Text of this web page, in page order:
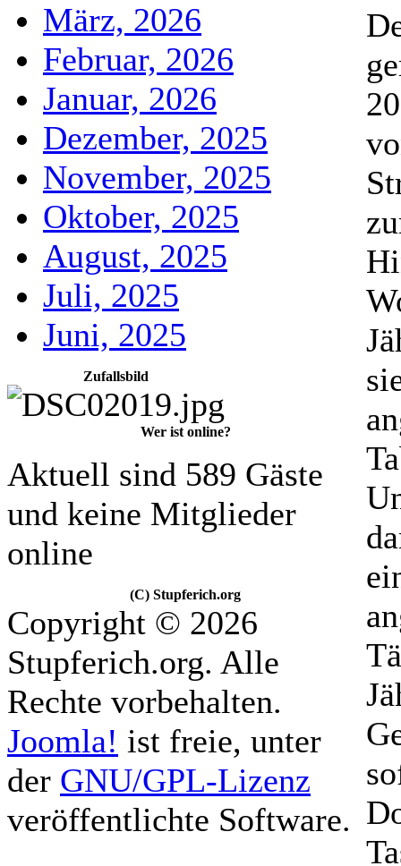
März, 2026
Februar, 2026
Januar, 2026
Dezember, 2025
November, 2025
Oktober, 2025
August, 2025
Juli, 2025
Juni, 2025
Zufallsbild
Wer ist online?
Aktuell sind 589 Gäste
und keine Mitglieder
online
(C) Stupferich.org
Copyright © 2026
Stupferich.org. Alle
Rechte vorbehalten.
Joomla! ist freie, unter
der GNU/GPL-Lizenz
veröffentlichte Software.